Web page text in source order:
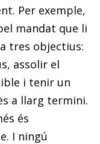
Per exemple,
mandat que li
tres objectius:
assolir el
i tenir un
a llarg termini.
és
I ningú